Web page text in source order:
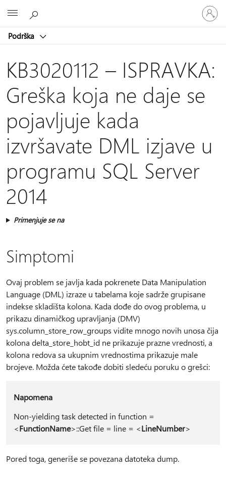
Podrška
Prijavite
se
na
KB3020112 – ISPRAVKA:
Greška koja ne daje se
pojavljuje kada
izvršavate DML izjave u
programu SQL Server
2014
Primenjuje se na
Simptomi
Ovaj problem se javlja kada pokrenete Data Manipulation
Language (DML) izraze u tabelama koje sadrže grupisane
indekse skladišta kolona. Kada dođe do ovog problema, u
prikazu dinamičkog upravljanja (DMV)
sys.column_store_row_groups vidite mnogo novih unosa čija
kolona delta_store_hobt_id ne prikazuje prazne vrednosti, a
kolona redova sa ukupnim vrednostima prikazuje male
brojeve. Možda ćete takođe dobiti sledeću poruku o grešci:
Napomena
Non-yielding task detected in function =
<FunctionName>::Get file = line = <LineNumber>
Pored toga, generiše se povezana datoteka dump.